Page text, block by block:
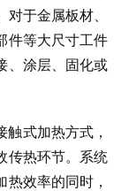
于金属板材、
件等大尺寸工件
、涂层、固化或
式加热方式，
传热环节。系统
效率的同时，